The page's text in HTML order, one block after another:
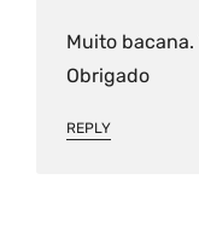
Muito
Obrigado
REPLY